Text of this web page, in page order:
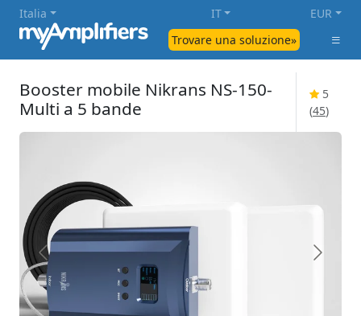
Trovare una soluzione»
Italia IT EUR
Booster mobile Nikrans NS-150-
Multi a 5 bande
5
(45)